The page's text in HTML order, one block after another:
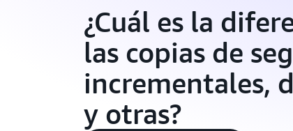
¿Cuál es la
las copias de
incrementales,
y otras?